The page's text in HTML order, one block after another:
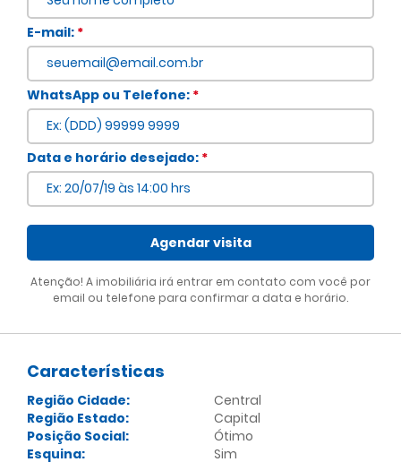
E-mail: *
WhatsApp ou Telefone: *
Data e horário desejado: *
Agendar visita
Atenção! A imobiliária irá entrar em contato com você por
email ou telefone para confirmar a data e horário.
Voltar
Características
Região Cidade:
Central
Região Estado:
Capital
Posição Social:
Ótimo
Esquina:
Sim